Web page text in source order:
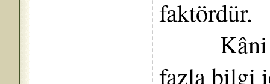
faktördür.
Kâni
fazla bilgi